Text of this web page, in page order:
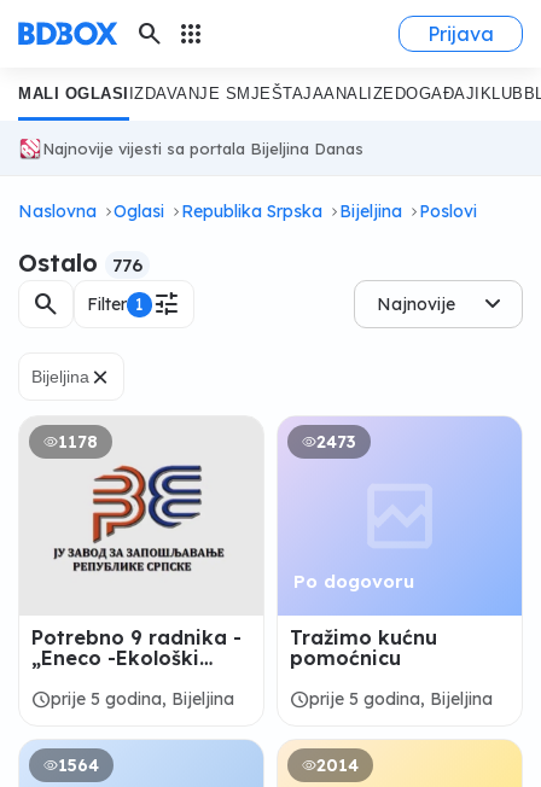
search apps Prijava
MALI OGLASI IZDAVANJE SMJEŠTAJAANALIZE DOGAĐAJI KLUB
Najnovije vijesti sa portala Bijeljina Danas
Naslovna Oglasi Republika Srpska Bijeljina Poslovi
Ostalo 776
search Filter 1 tune Najnovije
Bijeljina×
1178
Potrebno 9 radnika -
„Eneco -Ekološki
scheduleprije 5 godina, Bijeljina
2473
Po dogovoru
Tražimo kućnu
pomoćnicu
scheduleprije 5 godina, Bijeljina
1564 2014